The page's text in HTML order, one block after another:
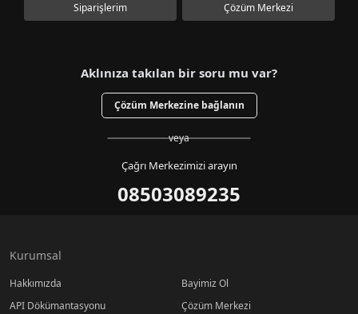
Siparişlerim Çözüm Merkezi
Aklınıza takılan bir soru mu var?
Çözüm Merkezine bağlanın
veya
Çağrı Merkezimizi arayın
08503089235
Kurumsal
Hakkımızda
Bayimiz Ol
API Dökümantasyonu
Çözüm Merkezi